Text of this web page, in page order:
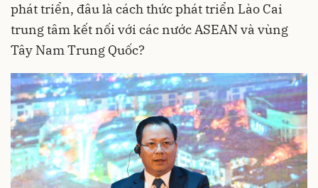
phát triển, đâu là cách thức phát triển Lào Cai
trung tâm kết nối với các nước ASEAN và vùng
Tây Nam Trung Quốc?